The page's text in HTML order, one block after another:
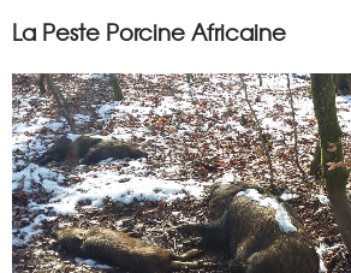
La Peste Porcine Africaine